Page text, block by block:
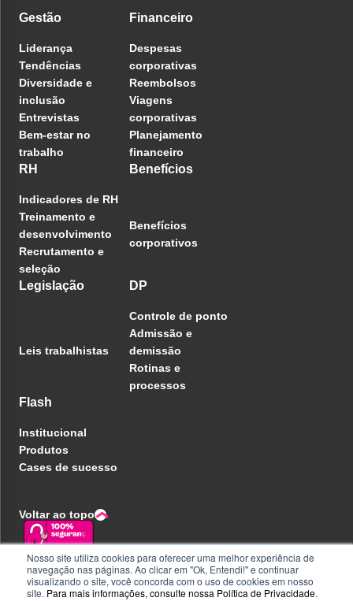
Nosso site utiliza cookies para oferecer uma melhor experiência de
navegação nas páginas. Ao clicar em "Ok, Entendi!" e continuar
visualizando o site, você concorda com o uso de cookies em nosso
site. Para mais informações, consulte nossa Política de Privacidade.
Gestão
Liderança
Tendências
Diversidade e
inclusão
Entrevistas
Bem-estar no
trabalho
Financeiro
Despesas
corporativas
Reembolsos
Viagens
corporativas
Planejamento
financeiro
RH
Indicadores de RH
Treinamento e
desenvolvimento
Recrutamento e
seleção
Benefícios
Benefícios
corporativos
Legislação
Leis trabalhistas
DP
Controle de ponto
Admissão e
demissão
Rotinas e
processos
Flash
Institucional
Produtos
Cases de sucesso
Voltar ao topo
Política de privacidade
Central de ajuda